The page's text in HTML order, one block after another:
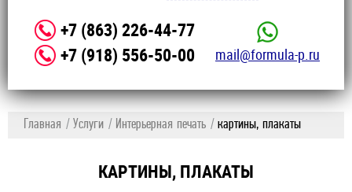
+7 (863) 226-44-77
+7 (918) 556-50-00
mail@formula-p.ru
Главная Услуги Интерьерная печать картины, плакаты
КАРТИНЫ, ПЛАКАТЫ